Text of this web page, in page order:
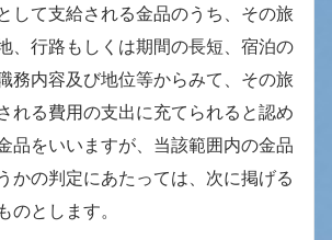
して支給される金品のうち、その旅
、行路もしくは期間の長短、宿泊の
務内容及び地位等からみて、その旅
れる費用の支出に充てられると認め
品をいいますが、当該範囲内の金品
かの判定にあたっては、次に掲げる
のとします。